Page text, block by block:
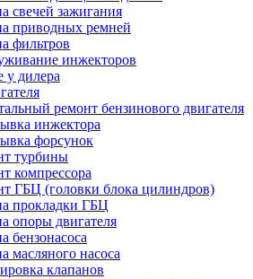
свечей зажигания
приводных ремней
фильтров
инжекторов
у дилера
ремонт бензинового двигателя
инжектора
форсунок
турбины
компрессора
ГБЦ (головки блока цилиндров)
прокладки ГБЦ
опоры двигателя
бензонасоса
масляного насоса
клапанов